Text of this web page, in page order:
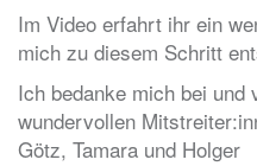
Im Video erfahrt ihr ein
mich zu diesem Schritt
Ich bedanke mich bei
wundervollen
Götz, Tamara und Holger